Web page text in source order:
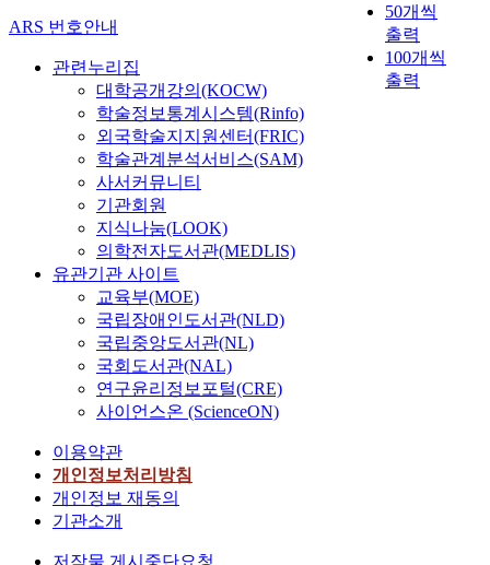
50개씩
출력
100개씩
출력
ARS 번호안내
관련누리집
대학공개강의(KOCW)
학술정보통계시스템(Rinfo)
외국학술지지원센터(FRIC)
학술관계분석서비스(SAM)
사서커뮤니티
기관회원
지식나눔(LOOK)
의학전자도서관(MEDLIS)
유관기관 사이트
교육부(MOE)
국립장애인도서관(NLD)
국립중앙도서관(NL)
국회도서관(NAL)
연구윤리정보포털(CRE)
사이언스온 (ScienceON)
이용약관
개인정보처리방침
개인정보 재동의
기관소개